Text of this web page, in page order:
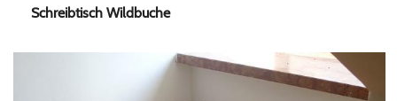
Schreibtisch Wildbuche